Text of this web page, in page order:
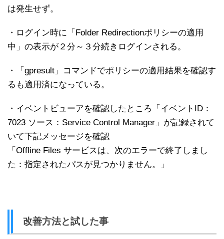
は発生せず。
・ログイン時に「Folder Redirectionポリシーの適用
中」の表示が２分～３分続きログインされる。
・「gpresult」コマンドでポリシーの適用結果を確認す
るも適用済になっている。
・イベントビューアを確認したところ「イベントID：
7023 ソース：Service Control Manager」が記録されて
いて下記メッセージを確認
「Offline Files サービスは、次のエラーで終了しまし
た：指定されたパスが見つかりません。」
改善方法と試した事